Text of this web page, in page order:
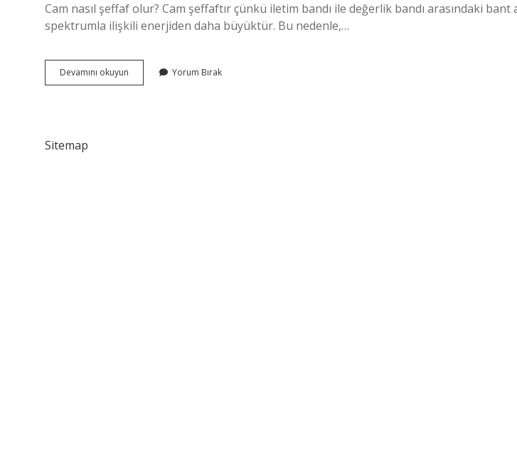
Cam nasıl şeffaf olur? Cam şeffaftır çünkü iletim bandı ile değerlik bandı arasındaki bant
spektrumla ilişkili enerjiden daha büyüktür. Bu nedenle,…
Devamını okuyun
Neden
Yorum Bırak
Sitemap